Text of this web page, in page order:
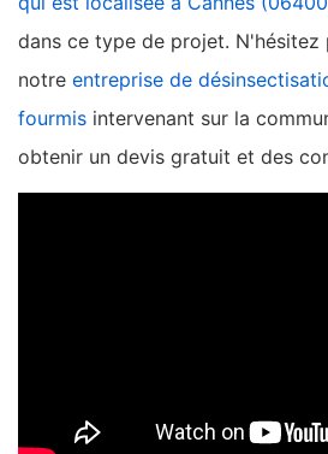
dans ce type de projet. N'hésitez
notre entreprise de
fourmis intervenant sur la
obtenir un devis gratuit et des